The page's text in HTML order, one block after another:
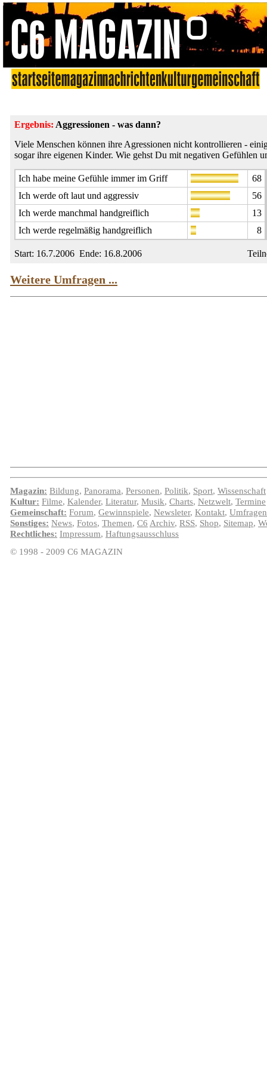
Ergebnis: Aggressionen - was dann?
Viele Menschen können ihre Agressionen nicht kontrollieren -
sogar ihre eigenen Kinder. Wie gehst Du mit negativen Gefühlen
Ich habe meine Gefühle immer im Griff
68
Ich werde oft laut und aggressiv
56
Ich werde manchmal handgreiflich
13
Ich werde regelmäßig handgreiflich
8
Start: 16.7.2006 Ende: 16.8.2006
Weitere Umfragen ...
Magazin: Bildung, Panorama, Personen, Politik, Sport, Wissenschaft
Kultur: Filme, Kalender, Literatur, Musik, Charts, Netzwelt, Termine
Gemeinschaft: Forum, Gewinnspiele, Newsleter, Kontakt, Umfragen
Sonstiges: News, Fotos, Themen, C6 Archiv, RSS, Shop, Sitemap,
Rechtliches: Impressum, Haftungsausschluss
© 1998 - 2009 C6 MAGAZIN